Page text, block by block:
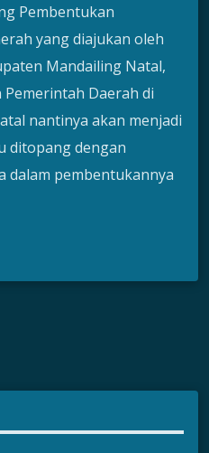
Pembentukan
yang diajukan oleh
Mandailing Natal,
Daerah di
nantinya akan menjadi
ditopang dengan
dalam pembentukannya